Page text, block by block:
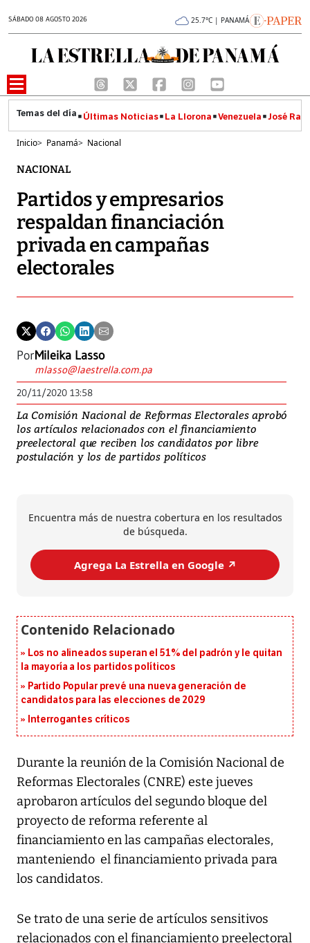
SÁBADO 08 AGOSTO 2026 25.7°C | PANAMÁ
Últimas Noticias La Llorona Venezuela José
Inicio> Panamá> Nacional
NACIONAL
Partidos y empresarios
respaldan financiación
privada en campañas
electorales
PorMileika Lasso
mlasso@laestrella.com.pa
20/11/2020 13:58
La Comisión Nacional de Reformas Electorales aprobó
los artículos relacionados con el financiamiento
preelectoral que reciben los candidatos por libre
postulación y los de partidos políticos
Encuentra más de nuestra cobertura en los resultados
de búsqueda.
Agrega La Estrella en Google ↗️
Los no alineados superan el 51% del padrón y le quitan
la mayoría a los partidos políticos
Partido Popular prevé una nueva generación de
candidatos para las elecciones de 2029
Interrogantes críticos
Durante la reunión de la Comisión Nacional de
Reformas Electorales (CNRE) este jueves
aprobaron artículos del segundo bloque del
proyecto de reforma referente al
financiamiento en las campañas electorales,
manteniendo el financiamiento privada para
los candidatos.
Se trato de una serie de artículos sensitivos
relacionados con el financiamiento preelectoral